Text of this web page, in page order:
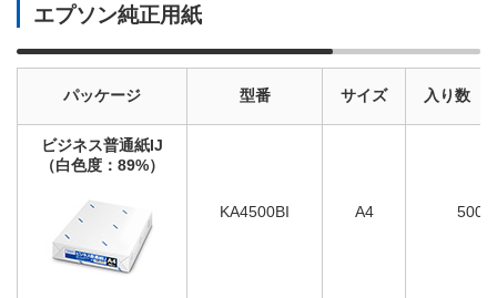
エプソン純正用紙
パッケージ 型番 サイズ 入り数（
ビジネス普通紙IJ
（白色度：89%）
KA4500BI A4 500